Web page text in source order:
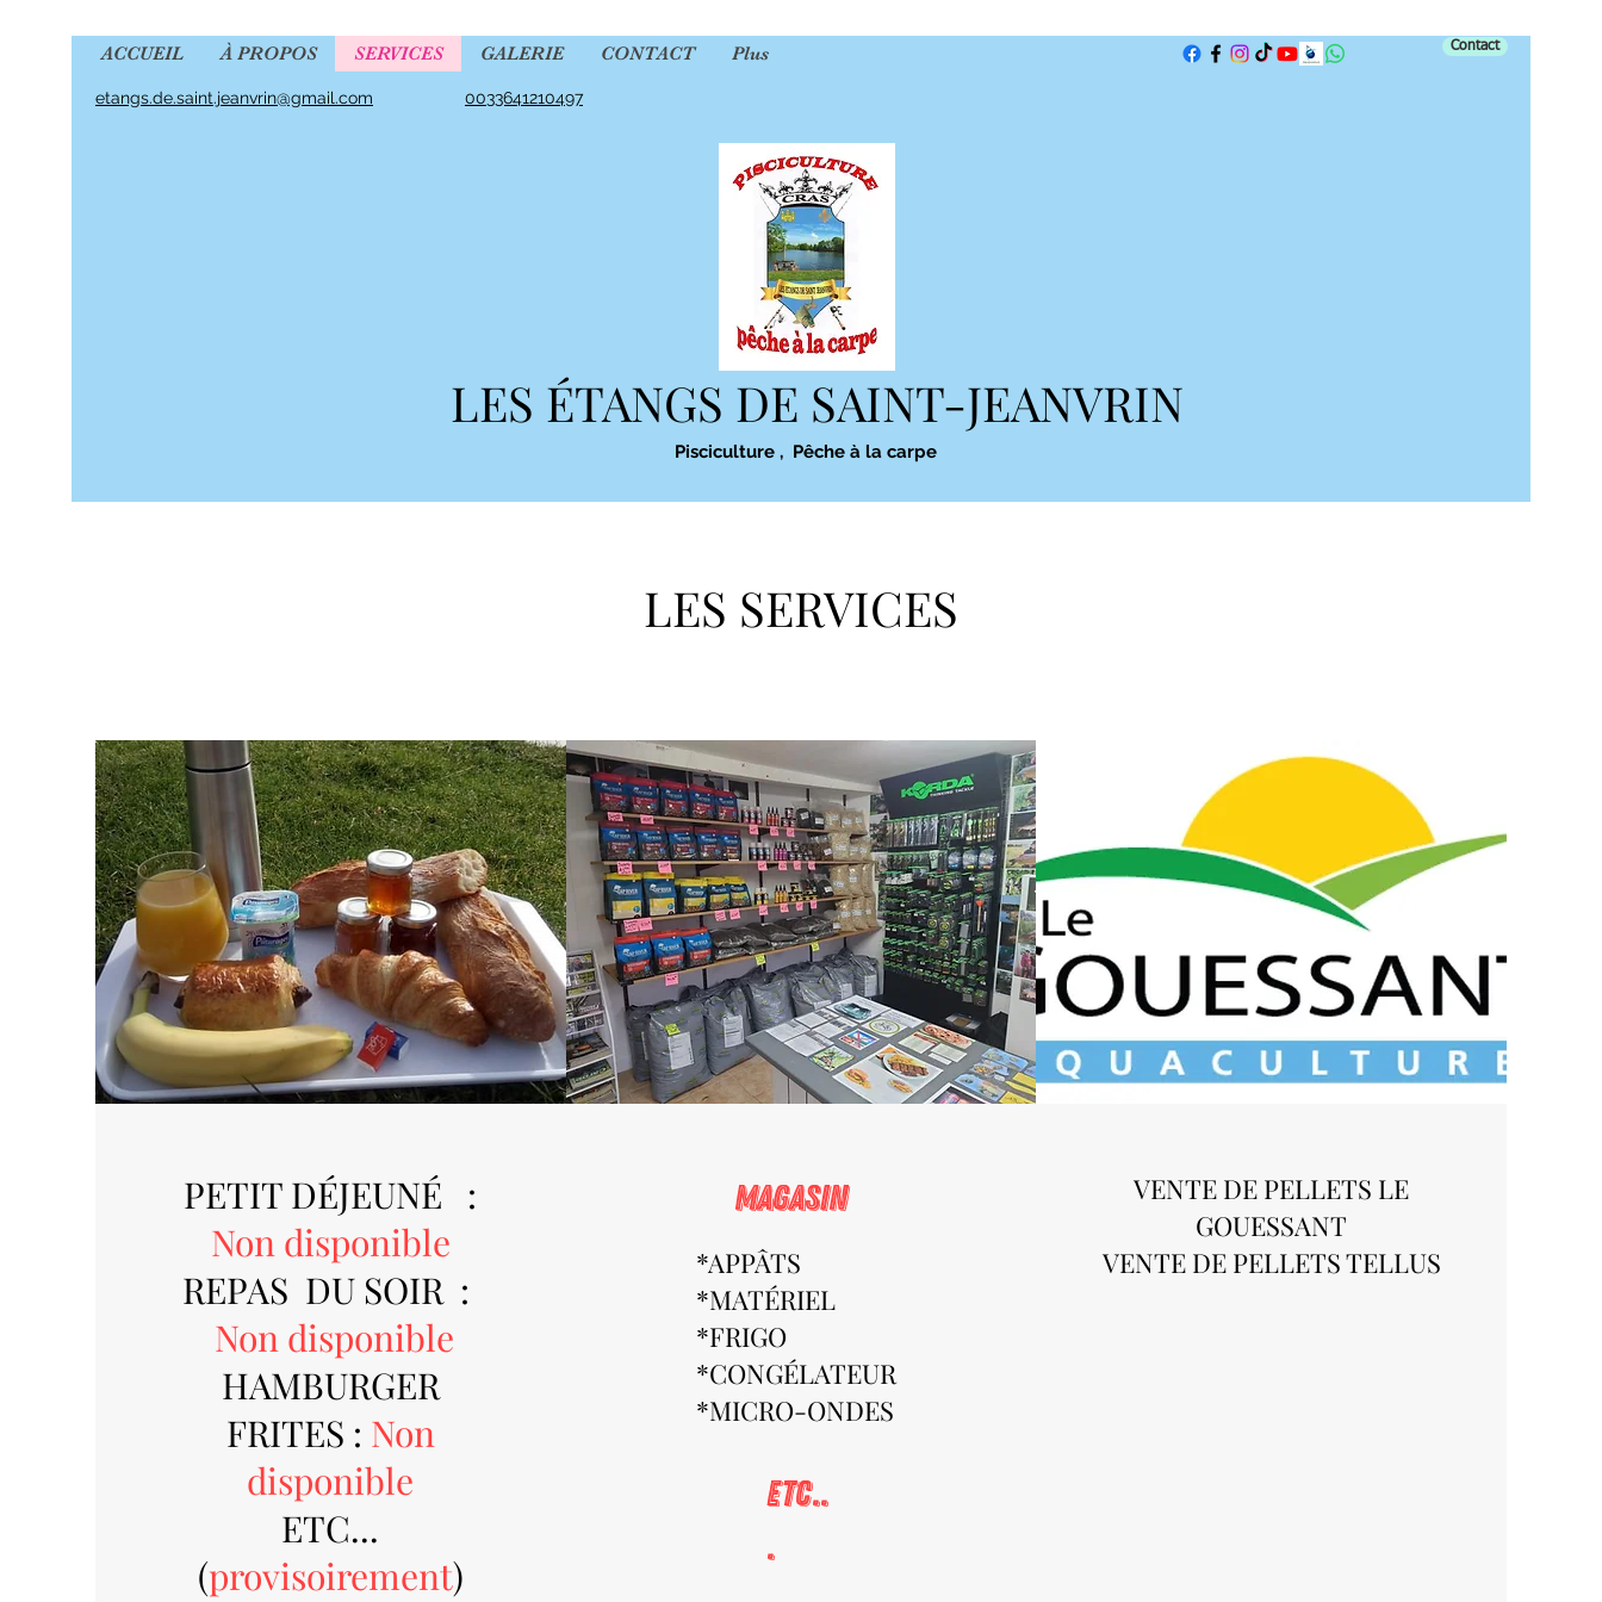
ACCUEIL À PROPOS SERVICES GALERIE CONTACT Plus Contact
etangs.de.saint.jeanvrin@gmail.com 0033641210497
LES ÉTANGS DE SAINT-JEANVRIN
Pisciculture , Pêche à la carpe
LES SERVICES
PETIT DÉJEUNÉ :
Non disponible
REPAS DU SOIR :
Non disponible
HAMBURGER
FRITES : Non
disponible
ETC...
(provisoirement)
*APPÂTS
*MATÉRIEL
*FRIGO
*CONGÉLATEUR
*MICRO-ONDES
magasin
etc..
.
VENTE DE PELLETS LE
GOUESSANT
VENTE DE PELLETS TELLUS